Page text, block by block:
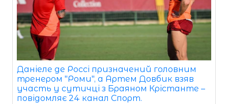
Даніеле де Россі призначений головним
тренером "Роми", а Артем Довбик взяв
участь у сутичці з Браяном Крістанте –
повідомляє 24 канал Спорт.